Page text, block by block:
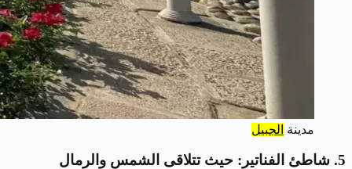
مدينة الجبيل
5. شاطئ الفناتير: حيث تتلاقى الشمس والرمال